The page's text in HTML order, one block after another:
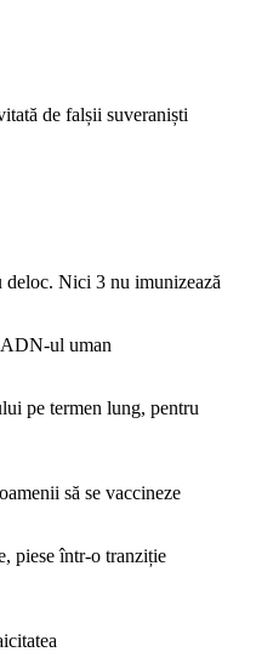
de falșii suveraniști
deloc. Nici 3 nu imunizează
ul uman
pe termen lung, pentru
să se vaccineze
piese într-o tranziție